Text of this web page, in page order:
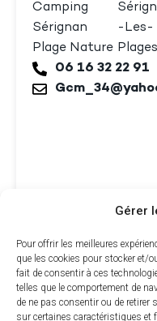
Gérer
Pour offrir les meilleures
que les cookies pour stocker et/
fait de consentir à ces
telles que le comportement de
de ne pas consentir ou de retirer
sur certaines caractéristiques et
Camping
Sérignan
Plage Nature
-Les-
Plages
06 16 32 22 91